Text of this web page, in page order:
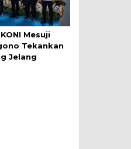
Mesuji
Tekankan
Jelang